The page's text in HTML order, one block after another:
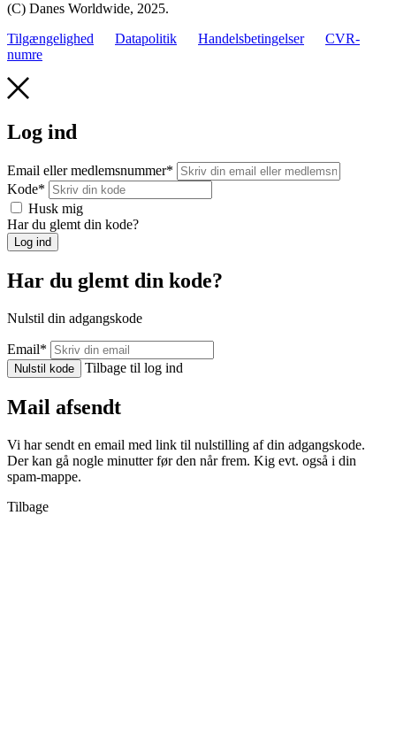
(C) Danes Worldwide, 2025.
Tilgængelighed
Datapolitik Handelsbetingelser
CVR-
numre
Log ind
Email eller medlemsnummer*
Kode*
Husk mig
Har du glemt din kode?
Log ind
Har du glemt din kode?
Nulstil din adgangskode
Email*
Nulstil kode Tilbage til log ind
Mail afsendt
Vi har sendt en email med link til nulstilling af din adgangskode.
Der kan gå nogle minutter før den når frem. Kig evt. også i din
spam-mappe.
Tilbage